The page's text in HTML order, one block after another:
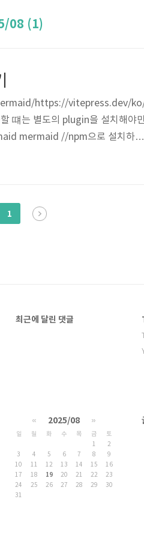
08 (1)
https://vitepress.dev/
떄는 별도의 plugin을 설치해야
mermaid //npm으로 설치하기
11.9.0 +vitepress 1.6.4 +vitep
1
최근에 달린 댓글
« 2025/08 »
일 월 화 수 목 금
토
1
2
3
4 5 6 7 8
9
10
11 12 13 14 15
16
17
18 19 20 21 22
23
24
25 26 27 28 29
30
31